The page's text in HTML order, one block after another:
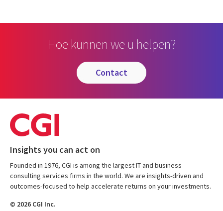
Hoe kunnen we u helpen?
contact
Insights you can act on
Founded in 1976, CGI is among the largest IT and business
consulting services firms in the world. We are insights-driven and
outcomes-focused to help accelerate returns on your investments.
© 2026 CGI Inc.